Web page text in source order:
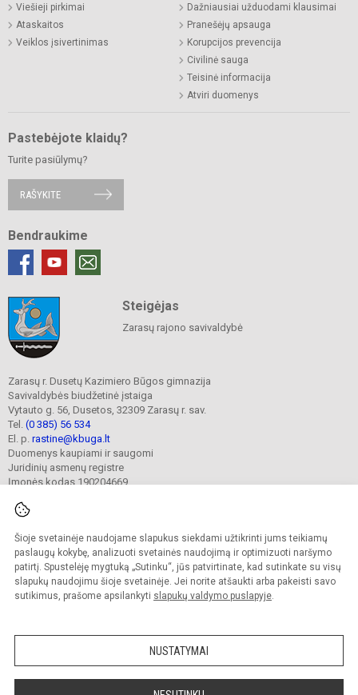
Šioje svetainėje naudojame slapukus siekdami užtikrinti jums teikiamų
paslaugų kokybę, analizuoti svetainės naudojimą ir optimizuoti naršymo
patirtį. Spustelėję mygtuką „Sutinku“, jūs patvirtinate, kad sutinkate su visų
slapukų naudojimu šioje svetainėje. Jei norite atšaukti arba pakeisti savo
sutikimus, prašome apsilankyti slapukų valdymo puslapyje.
NUSTATYMAI
Viešieji pirkimai
Ataskaitos
Veiklos įsivertinimas
Dažniausiai užduodami klausimai
Pranešėjų apsauga
Korupcijos prevencija
Civilinė sauga
Teisinė informacija
Atviri duomenys
Pastebėjote klaidų?
Turite pasiūlymų?
RAŠYKITE
Bendraukime
Steigėjas
Zarasų rajono savivaldybė
Zarasų r. Dusetų Kazimiero Būgos gimnazija
Savivaldybės biudžetinė įstaiga
Vytauto g. 56, Dusetos, 32309 Zarasų r. sav.
Tel. (0 385) 56 534
El. p. rastine@kbuga.lt
Duomenys kaupiami ir saugomi
Juridinių asmenų registre
Įmonės kodas 190204669
© 2023. Zarasų r. Dusetų Kazimiero Būgos gimnazija. Visos teisės saugomos.
Kopijuoti turinį be raštiško gimnazijos sutikimo griežtai draudžiama.
Prieinamumo paraiška Slapukų valdymas
Sumanus būdas atnaujinti